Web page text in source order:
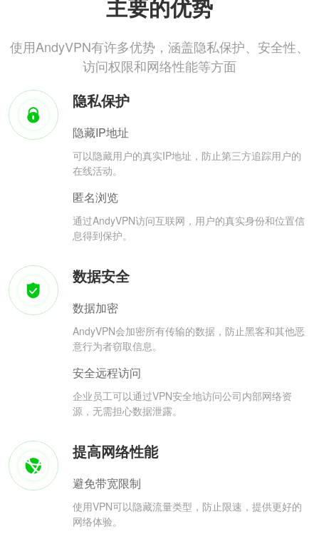
主要的优势
使用AndyVPN有许多优势，涵盖隐私保护、安全性、
访问权限和网络性能等方面
隐私保护
隐藏IP地址
可以隐藏用户的真实IP地址，防止第三方追踪用户的
在线活动。
匿名浏览
通过AndyVPN访问互联网，用户的真实身份和位置信
息得到保护。
数据安全
数据加密
AndyVPN会加密所有传输的数据，防止黑客和其他恶
意行为者窃取信息。
安全远程访问
企业员工可以通过VPN安全地访问公司内部网络资
源，无需担心数据泄露。
提高网络性能
避免带宽限制
使用VPN可以隐藏流量类型，防止限速，提供更好的
网络体验。